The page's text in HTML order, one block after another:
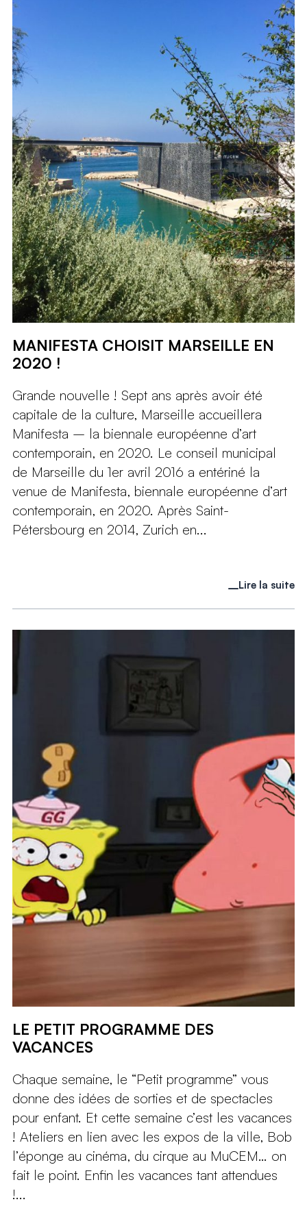
MANIFESTA CHOISIT MARSEILLE EN
2020 !
Grande nouvelle ! Sept ans après avoir été
capitale de la culture, Marseille accueillera
Manifesta – la biennale européenne d’art
contemporain, en 2020. Le conseil municipal
de Marseille du 1er avril 2016 a entériné la
venue de Manifesta, biennale européenne d’art
contemporain, en 2020. Après Saint-
Pétersbourg en 2014, Zurich en...
Lire la suite
LE PETIT PROGRAMME DES
VACANCES
Chaque semaine, le “Petit programme” vous
donne des idées de sorties et de spectacles
pour enfant. Et cette semaine c’est les vacances
! Ateliers en lien avec les expos de la ville, Bob
l’éponge au cinéma, du cirque au MuCEM… on
fait le point. Enfin les vacances tant attendues
!...